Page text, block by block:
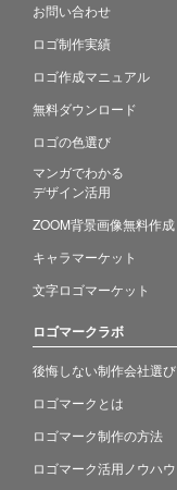
お問い合わせ
ロゴ制作実績
ロゴ作成マニュアル
無料ダウンロード
ロゴの色選び
マンガでわかる
デザイン活用
ZOOM背景画像無料作成
キャラマーケット
文字ロゴマーケット
ロゴマークラボ
後悔しない制作会社選び
ロゴマークとは
ロゴマーク制作の方法
ロゴマーク活用ノウハウ